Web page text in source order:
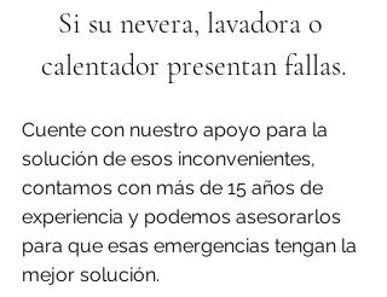
Si su nevera, lavadora o
calentador presentan fallas.
Cuente con nuestro apoyo para la
solución de esos inconvenientes,
contamos con más de 15 años de
experiencia y podemos asesorarlos
para que esas emergencias tengan la
mejor solución.